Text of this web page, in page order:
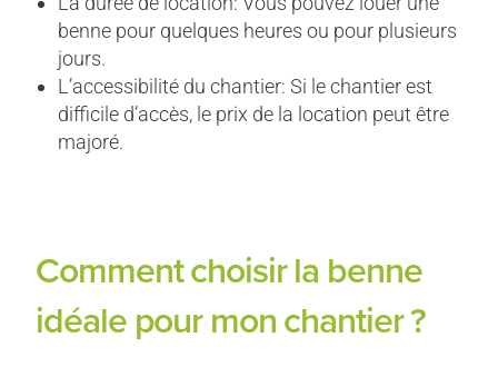
benne pour quelques heures ou pour plusieurs
jours.
L’accessibilité du chantier: Si le chantier est
difficile d’accès, le prix de la location peut être
majoré.
Comment choisir la benne
idéale pour mon chantier ?